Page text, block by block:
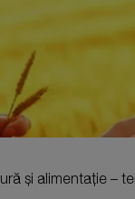
și alimentație –